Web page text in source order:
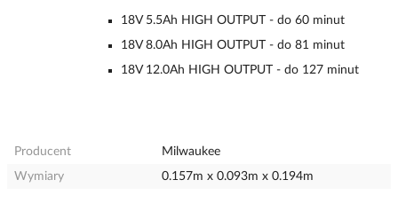
18V 5.5Ah HIGH OUTPUT - do 60 minut
18V 8.0Ah HIGH OUTPUT - do 81 minut
18V 12.0Ah HIGH OUTPUT - do 127 minut
Producent
Milwaukee
Wymiary
0.157m x 0.093m x 0.194m